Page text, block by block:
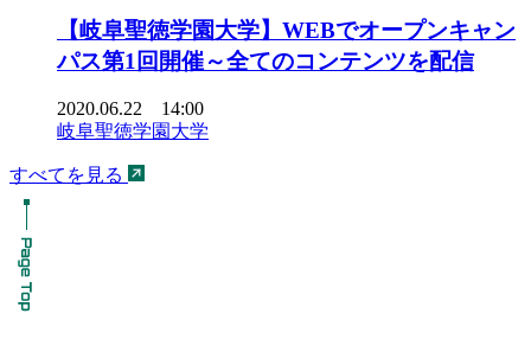
【岐阜聖徳学園大学】WEBでオープンキャン
パス第1回開催～全てのコンテンツを配信
2020.06.22 14:00
岐阜聖徳学園大学
すべてを見る